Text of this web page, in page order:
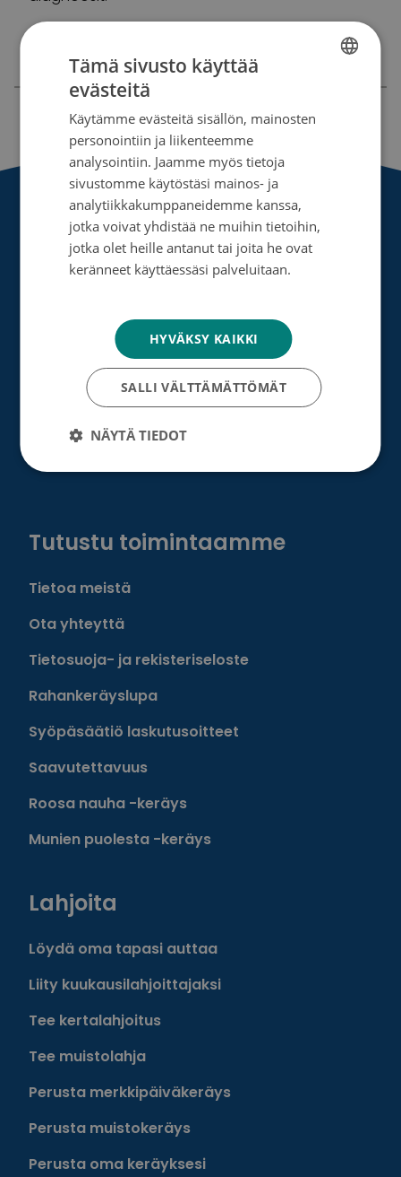
Etusivu»Yleinen»Tiedote»Syöpäsäätiö on nyt
miesten asialla
Syöpäsäätiö sr (y-tunnus 0237165-7)
Mäkelänkatu 2, 00500 Helsinki
Puh. +358 9 1353 3286 (lahjoittajapalvelu)
Puh. +358 9 135 331 (vaihde)
Tutustu toimintaamme
Tietoa meistä
Ota yhteyttä
Tietosuoja- ja rekisteriseloste
Rahankeräyslupa
Syöpäsäätiö laskutusoitteet
Saavutettavuus
Roosa nauha -keräys
Munien puolesta -keräys
Lahjoita
Löydä oma tapasi auttaa
Liity kuukausilahjoittajaksi
Tee kertalahjoitus
Tee muistolahja
Perusta merkkipäiväkeräys
Perusta muistokeräys
Perusta oma keräyksesi
SWEDISH
Tämä sivusto käyttää
evästeitä
Käytämme evästeitä sisällön, mainosten
personointiin ja liikenteemme
analysointiin. Jaamme myös tietoja
sivustomme käytöstäsi mainos- ja
analytiikkakumppaneidemme kanssa,
jotka voivat yhdistää ne muihin tietoihin,
jotka olet heille antanut tai joita he ovat
keränneet käyttäessäsi palveluitaan.
HYVÄKSY KAIKKI
SALLI VÄLTTÄMÄTTÖMÄT
NÄYTÄ TIEDOT